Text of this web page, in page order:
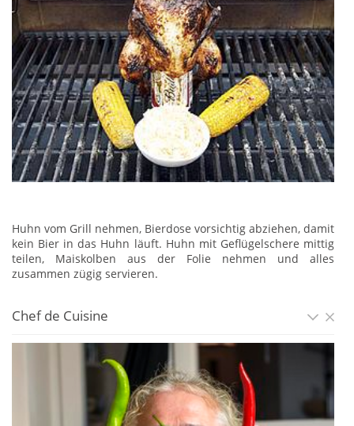
Huhn vom Grill nehmen, Bierdose vorsichtig abziehen, damit
kein Bier in das Huhn läuft. Huhn mit Geflügelschere mittig
teilen, Maiskolben aus der Folie nehmen und alles
zusammen zügig servieren.
Chef de Cuisine